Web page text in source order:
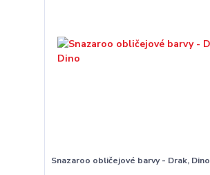
Snazaroo obličejové barvy - Drak, Dino